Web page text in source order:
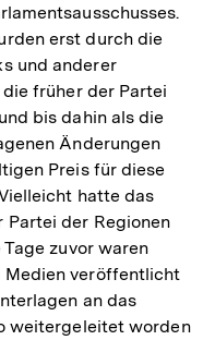
erst durch die
und anderer
früher der Partei
bis dahin als die
Änderungen
Preis für diese
hatte das
der Regionen
zuvor waren
Medien veröffentlicht
an das
weitergeleitet worden